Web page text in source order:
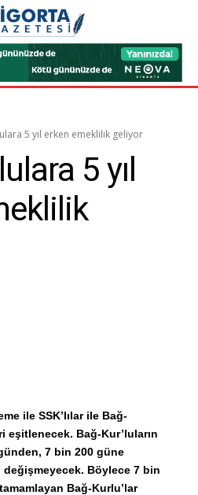
5 yıl erken emeklilik geliyor
5 yıl
ile SSK’lılar ile Bağ-
eşitlenecek. Bağ-Kur’luların
7 bin 200 güne
değişmeyecek. Böylece 7 bin
Bağ-Kurlu’lar